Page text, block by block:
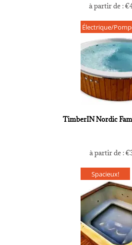
à partir de :€
Électrique/
TimberIN Nordic
à partir de :€
Spacieux!